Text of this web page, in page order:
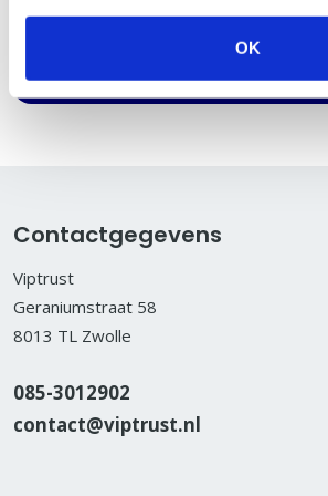
OK
Contactgegevens
Viptrust
Geraniumstraat 58
8013 TL Zwolle
085-3012902
contact@viptrust.nl